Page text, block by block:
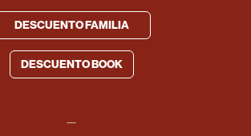
DESCUENTO FAMILIA
DESCUENTO BOOK
—